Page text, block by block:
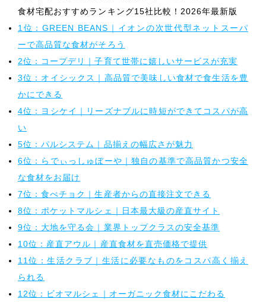
食材宅配おすすめランキング15社比較！2026年最新版
1位：GREEN BEANS｜イオンの次世代型ネットスーパ
ーで高品質な食材がそろう
2位：コープデリ｜子育て世帯に嬉しいサービスが充実
3位：オイシックス｜高品質で美味しい食材で食生活を豊
かにできる
4位：ヨシケイ｜リーズナブルに時短ができてコスパが高
い
5位：パルシステム｜品揃えの幅広さが魅力
6位：らでぃっしゅぼーや｜独自の基準で高品質かつ安全
な食材をお届け
7位：食べチョク｜生産者からの直接注文できる
8位：ポケットマルシェ｜日本最大級の産直サイト
9位：大地を守る会｜業界トップクラスの安全基準
10位：産直アウル｜産直食材を直売価格で提供
11位：生活クラブ｜生活に必要なものをコスパ高く揃え
られる
12位：ビオマルシェ｜オーガニック食材にこだわる